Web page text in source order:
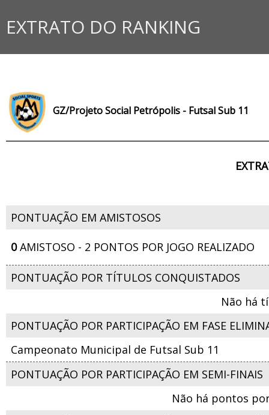
EXTRATO DO RANKING
GZ/Projeto Social Petrópolis - Futsal Sub 11
PONTUAÇÃO EM AMISTOSOS
0AMISTOSO - 2 PONTOS POR JOGO REALIZADO
PONTUAÇÃO POR TÍTULOS CONQUISTADOS
Não há
PONTUAÇÃO POR PARTICIPAÇÃO EM FASE
Campeonato Municipal de Futsal Sub 11
PONTUAÇÃO POR PARTICIPAÇÃO EM SEMI-FINAIS
Não há pontos